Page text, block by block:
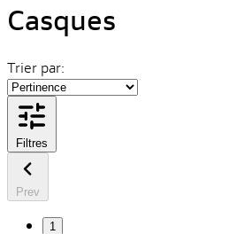
Casques
Trier par:
Filtres
Prev
1